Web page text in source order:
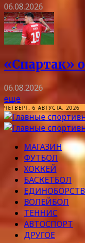
06.08.2026
«Спартак»
06.08.2026
еще
ЧЕТВЕРГ, 6 АВГУСТА, 2026
МАГАЗИН
ФУТБОЛ
ХОККЕЙ
БАСКЕТБОЛ
ВОЛЕЙБОЛ
ТЕННИС
АВТОСПОРТ
ДРУГОЕ